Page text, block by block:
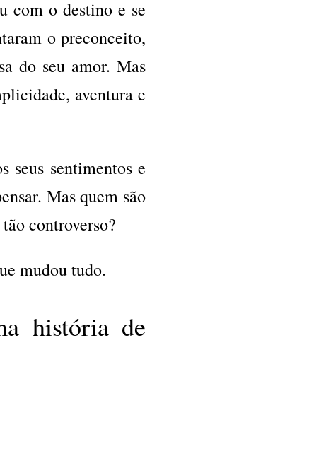
com o destino e se
o preconceito,
do seu amor. Mas
aventura e
seus sentimentos e
Mas quem são
controverso?
mudou tudo.
história de